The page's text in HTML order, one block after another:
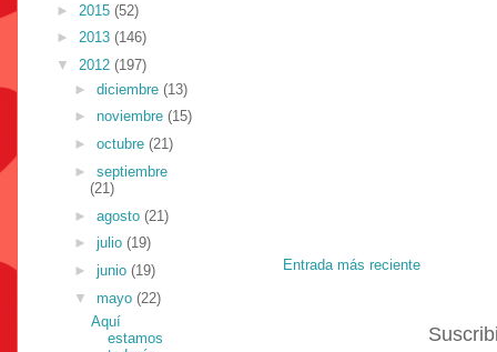
Entrada más reciente
► 2015 (52)
► 2013 (146)
▼ 2012 (197)
► diciembre (13)
► noviembre (15)
► octubre (21)
► septiembre
(21)
► agosto (21)
► julio (19)
► junio (19)
▼ mayo (22)
Aquí
estamos